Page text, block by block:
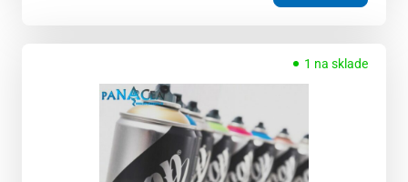
1 na sklade